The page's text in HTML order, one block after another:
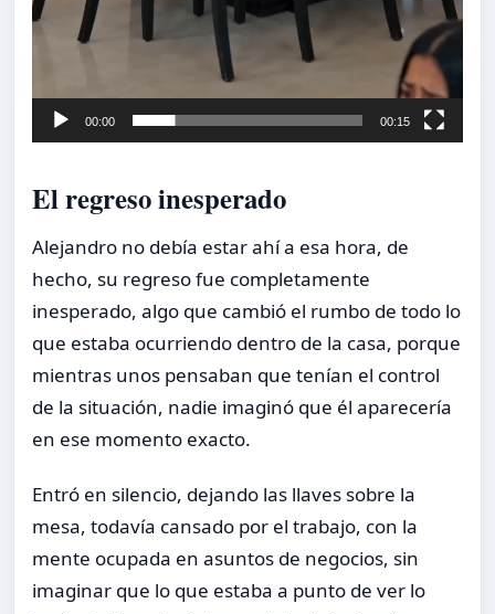
00:00 00:15
El regreso inesperado
Alejandro no debía estar ahí a esa hora, de
hecho, su regreso fue completamente
inesperado, algo que cambió el rumbo de todo lo
que estaba ocurriendo dentro de la casa, porque
mientras unos pensaban que tenían el control
de la situación, nadie imaginó que él aparecería
en ese momento exacto.
Entró en silencio, dejando las llaves sobre la
mesa, todavía cansado por el trabajo, con la
mente ocupada en asuntos de negocios, sin
imaginar que lo que estaba a punto de ver lo